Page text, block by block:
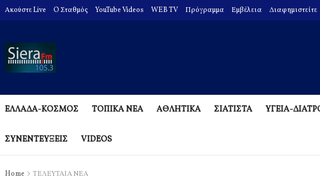
Ακούστε Live O Σταθμός YouTube Videos WEB TV Πρόγραμμα Εμβέλεια Διαφημιστείτε
ΕΛΛΑΔΑ-ΚΟΣΜΟΣ ΤΟΠΙΚΑ ΝΕΑ ΑΘΛΗΤΙΚΑ ΣΙΑΤΙΣΤΑ ΥΓΕΙΑ-
ΣΥΝΕΝΤΕΥΞΕΙΣ VIDEOS
Home ΤΕΛΕΥΤΑΙΑ ΝΕΑ